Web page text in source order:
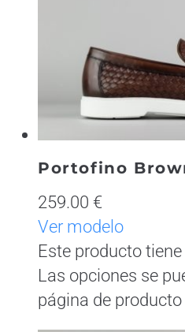
Portofino
259.00 €
Ver modelo
Este producto
Las opciones se
página de producto